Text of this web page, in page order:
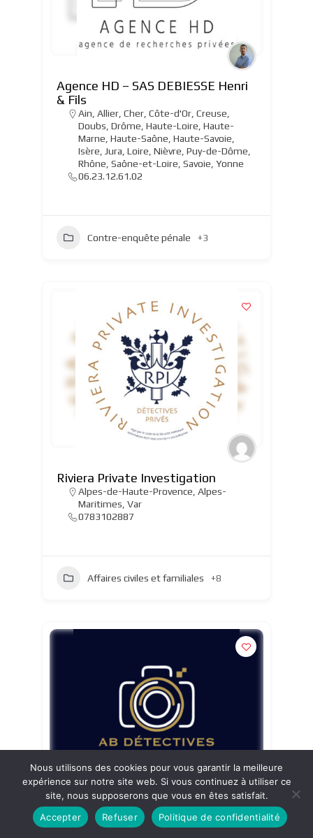
Agence HD – SAS DEBIESSE Henri
& Fils
Ain, Allier, Cher, Côte-d'Or, Creuse,
Doubs, Drôme, Haute-Loire, Haute-
Marne, Haute-Saône, Haute-Savoie,
Isère, Jura, Loire, Nièvre, Puy-de-Dôme,
Rhône, Saône-et-Loire, Savoie, Yonne
06.23.12.61.02
Contre-enquête pénale +3
Riviera Private Investigation
Alpes-de-Haute-Provence Alpes-
Maritimes Var
0783102887
Affaires civiles et familiales +8
AB Détectives
Nous utilisons des cookies pour vous garantir la meilleure
expérience sur notre site web. Si vous continuez à utiliser ce
site, nous supposerons que vous en êtes satisfait.
Accepter
Refuser Politique de confidentialité